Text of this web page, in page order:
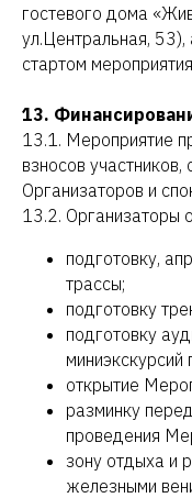
гостевого дома
ул.Центральная,
стартом
13.
13.1. Мероприятие
взносов
Организаторов и
13.2. Организаторы
подготовку,
трассы;
подготовку
подготовку
открытие
разминку
проведения
зону отдыха и
железными